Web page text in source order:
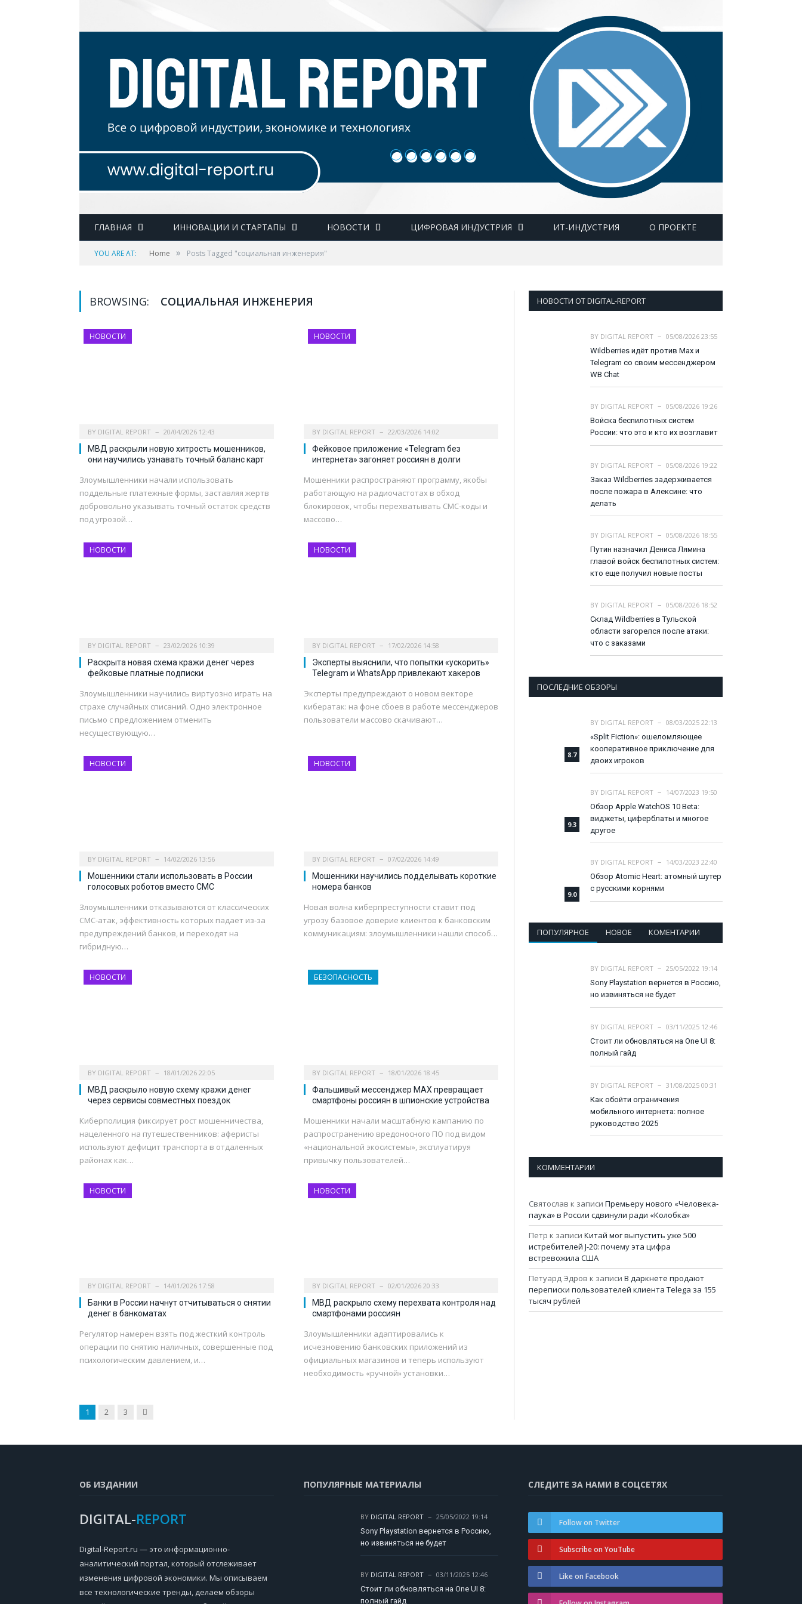
ГЛАВНАЯ ИННОВАЦИИ И СТАРТАПЫ НОВОСТИ ЦИФРОВАЯ ИНДУСТРИЯ ИТ-ИНДУСТРИЯ О ПРОЕКТЕ
YOU ARE AT: Home » Posts Tagged "социальная инженерия"
BROWSING: СОЦИАЛЬНАЯ ИНЖЕНЕРИЯ
НОВОСТИ
BY DIGITAL REPORT 20/04/2026 12:43
МВД раскрыли новую хитрость мошенников,
они научились узнавать точный баланс карт
Злоумышленники начали использовать
поддельные платежные формы, заставляя жертв
добровольно указывать точный остаток средств
под угрозой…
НОВОСТИ
BY DIGITAL REPORT 22/03/2026 14:02
Фейковое приложение «Telegram без
интернета» загоняет россиян в долги
Мошенники распространяют программу, якобы
работающую на радиочастотах в обход
блокировок, чтобы перехватывать СМС-коды и
массово…
НОВОСТИ
BY DIGITAL REPORT 23/02/2026 10:39
Раскрыта новая схема кражи денег через
фейковые платные подписки
Злоумышленники научились виртуозно играть на
страхе случайных списаний. Одно электронное
письмо с предложением отменить
несуществующую…
НОВОСТИ
BY DIGITAL REPORT 17/02/2026 14:58
Эксперты выяснили, что попытки «ускорить»
Telegram и WhatsApp привлекают хакеров
Эксперты предупреждают о новом векторе
кибератак: на фоне сбоев в работе мессенджеров
пользователи массово скачивают…
НОВОСТИ
BY DIGITAL REPORT 14/02/2026 13:56
Мошенники стали использовать в России
голосовых роботов вместо СМС
Злоумышленники отказываются от классических
СМС-атак, эффективность которых падает из-за
предупреждений банков, и переходят на
гибридную…
НОВОСТИ
BY DIGITAL REPORT 07/02/2026 14:49
Мошенники научились подделывать короткие
номера банков
Новая волна киберпреступности ставит под
угрозу базовое доверие клиентов к банковским
коммуникациям: злоумышленники нашли способ…
НОВОСТИ
BY DIGITAL REPORT 18/01/2026 22:05
МВД раскрыло новую схему кражи денег
через сервисы совместных поездок
Киберполиция фиксирует рост мошенничества,
нацеленного на путешественников: аферисты
используют дефицит транспорта в отдаленных
районах как…
БЕЗОПАСНОСТЬ
BY DIGITAL REPORT 18/01/2026 18:45
Фальшивый мессенджер MAX превращает
смартфоны россиян в шпионские устройства
Мошенники начали масштабную кампанию по
распространению вредоносного ПО под видом
«национальной экосистемы», эксплуатируя
привычку пользователей…
НОВОСТИ
BY DIGITAL REPORT 14/01/2026 17:58
Банки в России начнут отчитываться о снятии
денег в банкоматах
Регулятор намерен взять под жесткий контроль
операции по снятию наличных, совершенные под
психологическим давлением, и…
НОВОСТИ
BY DIGITAL REPORT 02/01/2026 20:33
МВД раскрыло схему перехвата контроля над
смартфонами россиян
Злоумышленники адаптировались к
исчезновению банковских приложений из
официальных магазинов и теперь используют
необходимость «ручной» установки…
1 2 3 Next
НОВОСТИ ОТ DIGITAL-REPORT
BY DIGITAL REPORT
05/08/2026 23:55
Wildberries идёт против Max и
Telegram со своим мессенджером
WB Chat
BY DIGITAL REPORT
05/08/2026 19:26
Войска беспилотных систем
России: что это и кто их возглавит
BY DIGITAL REPORT
05/08/2026 19:22
Заказ Wildberries задерживается
после пожара в Алексине: что
делать
BY DIGITAL REPORT
05/08/2026 18:55
Путин назначил Дениса Лямина
главой войск беспилотных систем:
кто еще получил новые посты
BY DIGITAL REPORT
05/08/2026 18:52
Склад Wildberries в Тульской
области загорелся после атаки:
что с заказами
ПОСЛЕДНИЕ ОБЗОРЫ
8.7
BY DIGITAL REPORT
08/03/2025 22:13
«Split Fiction»: ошеломляющее
кооперативное приключение для
двоих игроков
9.3
BY DIGITAL REPORT
14/07/2023 19:50
Обзор Apple WatchOS 10 Beta:
виджеты, циферблаты и многое
другое
9.0
BY DIGITAL REPORT
14/03/2023 22:40
Обзор Atomic Heart: атомный шутер
с русскими корнями
ПОПУЛЯРНОЕ НОВОЕ КОМЕНТАРИИ
BY DIGITAL REPORT
25/05/2022 19:14
Sony Playstation вернется в Россию,
но извиняться не будет
BY DIGITAL REPORT
03/11/2025 12:46
Стоит ли обновляться на One UI 8:
полный гайд
BY DIGITAL REPORT
31/08/2025 00:31
Как обойти ограничения
мобильного интернета: полное
руководство 2025
КОММЕНТАРИИ
Святослав к записи Премьеру нового «Человека-
паука» в России сдвинули ради «Колобка»
Петр к записи Китай мог выпустить уже 500
истребителей J-20: почему эта цифра
встревожила США
Петуард Эдров к записи В даркнете продают
переписки пользователей клиента Telega за 155
тысяч рублей
ОБ ИЗДАНИИ
DIGITAL-REPORT
Digital-Report.ru — это информационно-
аналитический портал, который отслеживает
изменения цифровой экономики. Мы описываем
все технологические тренды, делаем обзоры
ПОПУЛЯРНЫЕ МАТЕРИАЛЫ
BY DIGITAL REPORT
25/05/2022 19:14
Sony Playstation вернется в Россию,
но извиняться не будет
BY DIGITAL REPORT
03/11/2025 12:46
Стоит ли обновляться на One UI 8:
полный гайд
СЛЕДИТЕ ЗА НАМИ В СОЦСЕТЯХ
Follow on Twitter
Subscribe on YouTube
Like on Facebook